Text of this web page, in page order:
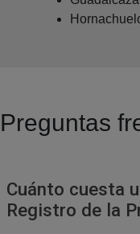
Preguntas
Cuánto cuesta
Registro de la